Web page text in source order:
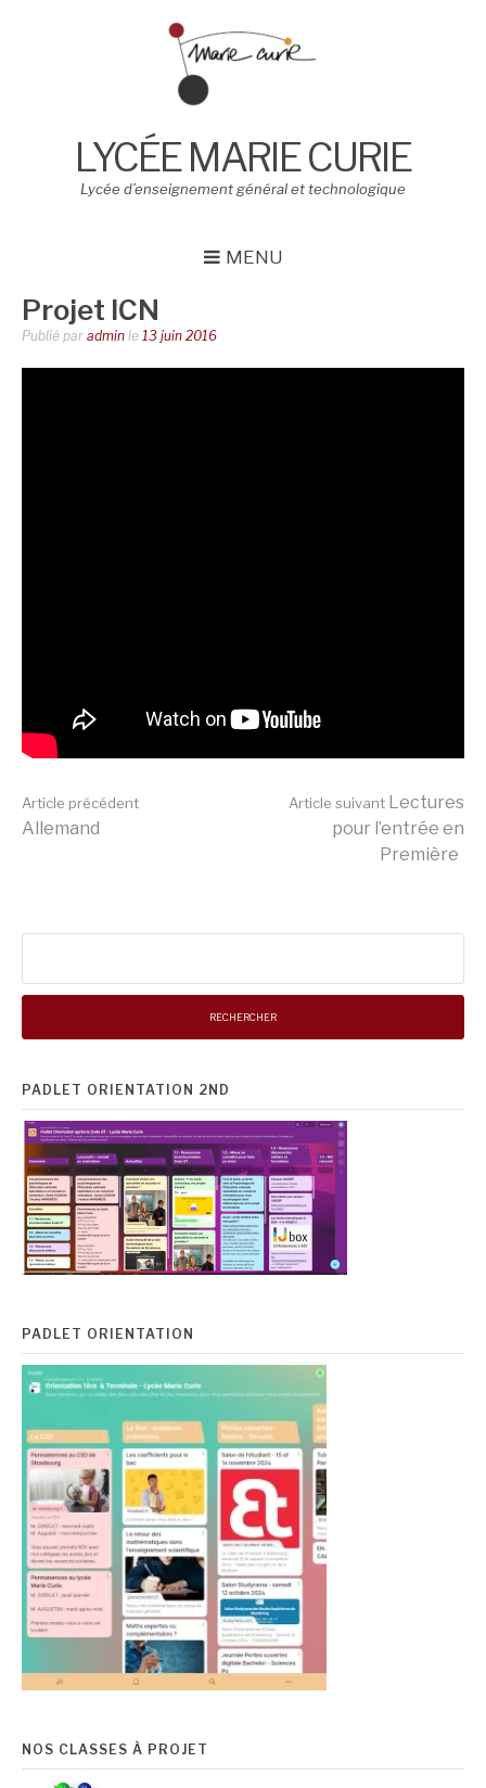
LYCÉE MARIE CURIE
Lycée d’enseignement général et technologique
MENU
Projet ICN
Publié par admin le 13 juin 2016
Lire
Article précédent
Allemand
Article suivant Lectures
pour l’entrée en
Première
PADLET ORIENTATION 2ND
PADLET ORIENTATION
NOS CLASSES À PROJET